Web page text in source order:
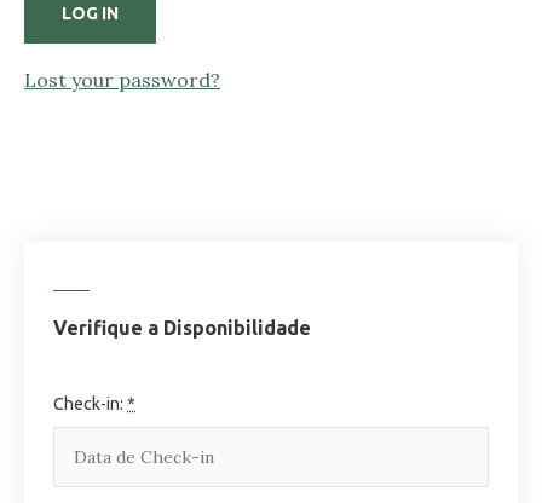
Lost your password?
Verifique a Disponibilidade
Check-in: *